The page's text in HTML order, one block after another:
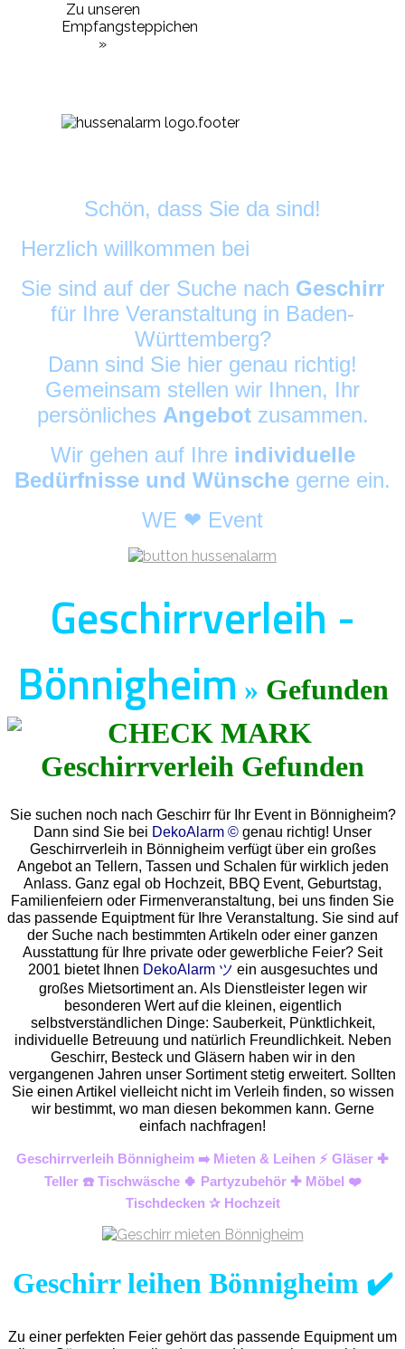
Zu unseren
Empfangsteppichen
»
Schön, dass Sie da sind!
Herzlich willkommen bei
Sie sind auf der Suche nach Geschirr
für Ihre Veranstaltung in Baden-
Württemberg?
Dann sind Sie hier genau richtig!
Gemeinsam stellen wir Ihnen, Ihr
persönliches Angebot zusammen.
Wir gehen auf Ihre individuelle
Bedürfnisse und Wünsche gerne ein.
WE ❤ Event
Geschirrverleih -
Bönnigheim » Gefunden
Sie suchen noch nach Geschirr für Ihr Event in Bönnigheim?
Dann sind Sie bei DekoAlarm © genau richtig! Unser
Geschirrverleih in Bönnigheim verfügt über ein großes
Angebot an Tellern, Tassen und Schalen für wirklich jeden
Anlass. Ganz egal ob Hochzeit, BBQ Event, Geburtstag,
Familienfeiern oder Firmenveranstaltung, bei uns finden Sie
das passende Equiptment für Ihre Veranstaltung. Sie sind auf
der Suche nach bestimmten Artikeln oder einer ganzen
Ausstattung für Ihre private oder gewerbliche Feier? Seit
2001 bietet Ihnen DekoAlarm ツ ein ausgesuchtes und
großes Mietsortiment an. Als Dienstleister legen wir
besonderen Wert auf die kleinen, eigentlich
selbstverständlichen Dinge: Sauberkeit, Pünktlichkeit,
individuelle Betreuung und natürlich Freundlichkeit. Neben
Geschirr, Besteck und Gläsern haben wir in den
vergangenen Jahren unser Sortiment stetig erweitert. Sollten
Sie einen Artikel vielleicht nicht im Verleih finden, so wissen
wir bestimmt, wo man diesen bekommen kann. Gerne
einfach nachfragen!
Geschirrverleih Bönnigheim ➡️ Mieten & Leihen ⚡ Gläser ✚
Teller ☎️ Tischwäsche 🍀 Partyzubehör ✚ Möbel ❤️
Tischdecken ✰ Hochzeit
Geschirr leihen Bönnigheim ✔️
Zu einer perfekten Feier gehört das passende Equipment um